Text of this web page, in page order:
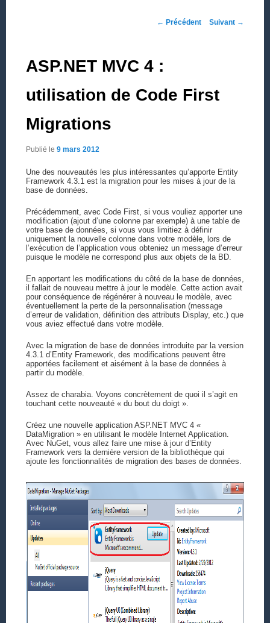
Navigation des articles
← Précédent Suivant →
ASP.NET MVC 4 :
utilisation de Code First
Migrations
Publié le 9 mars 2012
Une des nouveautés les plus intéressantes qu’apporte Entity
Framework 4.3.1 est la migration pour les mises à jour de la
base de données.
Précédemment, avec Code First, si vous vouliez apporter une
modification (ajout d’une colonne par exemple) à une table de
votre base de données, si vous vous limitiez à définir
uniquement la nouvelle colonne dans votre modèle, lors de
l’exécution de l’application vous obteniez un message d’erreur
puisque le modèle ne correspond plus aux objets de la BD.
En apportant les modifications du côté de la base de données,
il fallait de nouveau mettre à jour le modèle. Cette action avait
pour conséquence de régénérer à nouveau le modèle, avec
éventuellement la perte de la personnalisation (message
d’erreur de validation, définition des attributs Display, etc.) que
vous aviez effectué dans votre modèle.
Avec la migration de base de données introduite par la version
4.3.1 d’Entity Framework, des modifications peuvent être
apportées facilement et aisément à la base de données à
partir du modèle.
Assez de charabia. Voyons concrètement de quoi il s’agit en
touchant cette nouveauté « du bout du doigt ».
Créez une nouvelle application ASP.NET MVC 4 «
DataMigration » en utilisant le modèle Internet Application.
Avec NuGet, vous allez faire une mise à jour d’Entity
Framework vers la dernière version de la bibliothèque qui
ajoute les fonctionnalités de migration des bases de données.